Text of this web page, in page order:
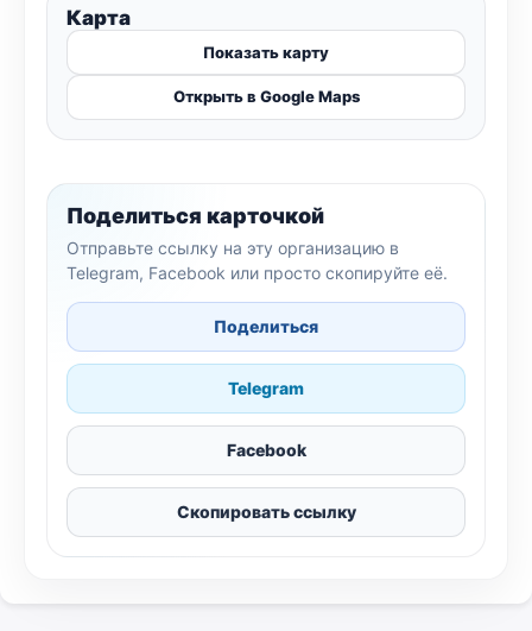
Карта
Показать карту
Открыть в Google Maps
Поделиться карточкой
Отправьте ссылку на эту организацию в
Telegram, Facebook или просто скопируйте её.
Поделиться
Telegram
Facebook
Скопировать ссылку